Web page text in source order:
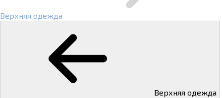
Верхняя одежда
Верхняя одежда